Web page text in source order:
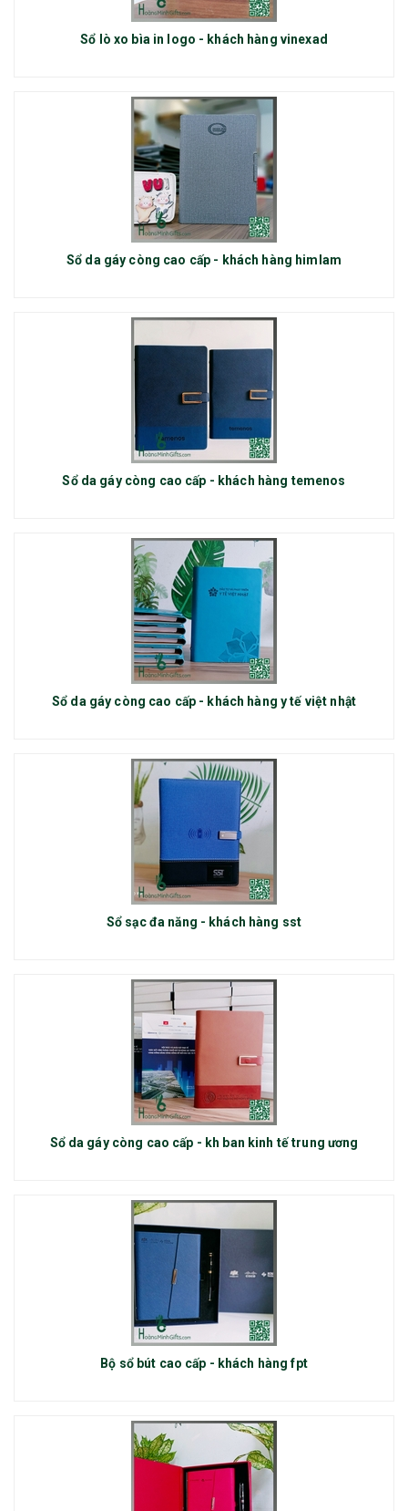
Sổ lò xo bìa in logo - khách hàng vinexad
Sổ da gáy còng cao cấp - khách hàng himlam
Sổ da gáy còng cao cấp - khách hàng temenos
Sổ da gáy còng cao cấp - khách hàng y tế việt nhật
Sổ sạc đa năng - khách hàng sst
Sổ da gáy còng cao cấp - kh ban kinh tế trung ương
Bộ sổ bút cao cấp - khách hàng fpt